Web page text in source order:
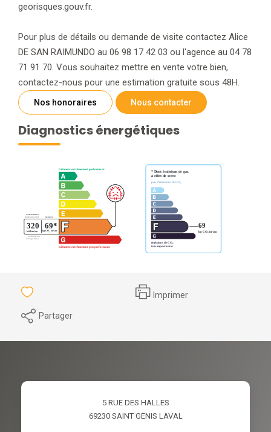
georisques.gouv.fr.
Pour plus de détails ou demande de visite contactez Alice
DE SAN RAIMUNDO au 06 98 17 42 03 ou l'agence au 04 78
71 91 70. Vous souhaitez mettre en vente votre bien,
contactez-nous pour une estimation gratuite sous 48H.
Nos honoraires Nous contacter
Diagnostics énergétiques
Imprimer
Partager
5 RUE DES HALLES
69230 SAINT GENIS LAVAL